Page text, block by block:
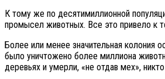
К тому же по десятимиллионной
промысел животных. Все это привело к
Более или менее значительная
было уничтожено более миллиона
деревьях и умерли, «не отдав мех»,